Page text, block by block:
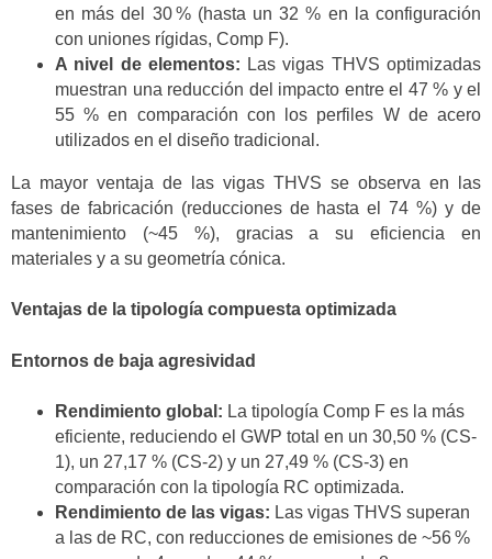
en más del 30 % (hasta un 32 % en la configuración
con uniones rígidas, Comp F).
A nivel de elementos: Las vigas THVS optimizadas
muestran una reducción del impacto entre el 47 % y el
55 % en comparación con los perfiles W de acero
utilizados en el diseño tradicional.
La mayor ventaja de las vigas THVS se observa en las
fases de fabricación (reducciones de hasta el 74 %) y de
mantenimiento (~45 %), gracias a su eficiencia en
materiales y a su geometría cónica.
Ventajas de la tipología compuesta optimizada
Entornos de baja agresividad
Rendimiento global: La tipología Comp F es la más
eficiente, reduciendo el GWP total en un 30,50 % (CS-
1), un 27,17 % (CS-2) y un 27,49 % (CS-3) en
comparación con la tipología RC optimizada.
Rendimiento de las vigas: Las vigas THVS superan
a las de RC, con reducciones de emisiones de ~56 %